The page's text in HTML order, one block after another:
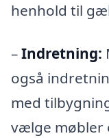
henhold til
–Indretning:
også
med
vælge møbler